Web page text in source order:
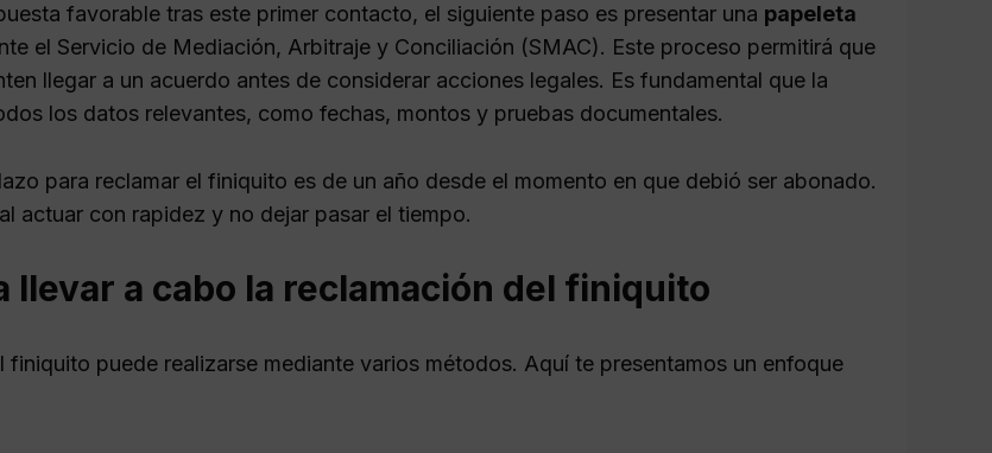
favorable tras este primer contacto, el siguiente paso es presentar una papeleta
el Servicio de Mediación, Arbitraje y Conciliación (SMAC). Este proceso permitirá que
llegar a un acuerdo antes de considerar acciones legales. Es fundamental que la
los datos relevantes, como fechas, montos y pruebas documentales.
para reclamar el finiquito es de un año desde el momento en que debió ser abonado.
actuar con rapidez y no dejar pasar el tiempo.
llevar a cabo la reclamación del finiquito
finiquito puede realizarse mediante varios métodos. Aquí te presentamos un enfoque